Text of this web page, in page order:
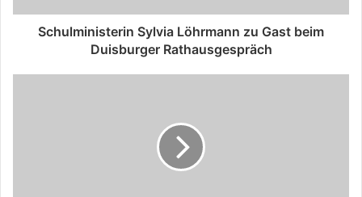
Schulministerin Sylvia Löhrmann zu Gast beim
Duisburger Rathausgespräch